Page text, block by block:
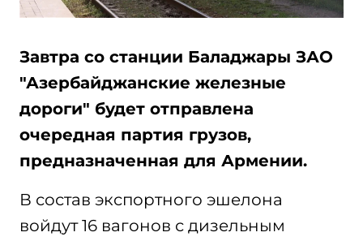
Завтра со станции Баладжары ЗАО
"Азербайджанские железные
дороги" будет отправлена
очередная партия грузов,
предназначенная для Армении.
В состав экспортного эшелона
войдут 16 вагонов с дизельным